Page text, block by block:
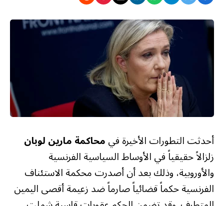
أحدثت التطورات الأخيرة فيمحاكمة مارين لوبان
زلزالاً حقيقياً في الأوساط السياسية الفرنسية
والأوروبية، وذلك بعد أن أصدرت محكمة الاستئناف
الفرنسية حكماً قضائياً صارماً ضد زعيمة أقصى اليمين